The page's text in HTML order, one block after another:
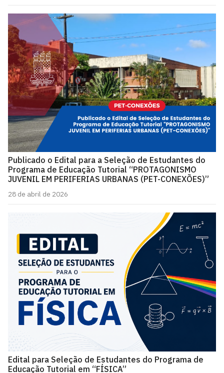
Publicado o Edital para a Seleção de Estudantes do
Programa de Educação Tutorial “PROTAGONISMO
JUVENIL EM PERIFERIAS URBANAS (PET-CONEXÕES)”
28 de abril de 2026
Edital para Seleção de Estudantes do Programa de
Educação Tutorial em “FÍSICA”